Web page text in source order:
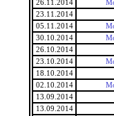
26.11.2014
23.11.2014
05.11.2014
30.10.2014
26.10.2014
23.10.2014
18.10.2014
02.10.2014
13.09.2014
13.09.2014